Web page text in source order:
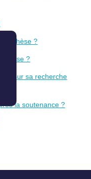
la thèse ?
thèse ?
sur sa recherche
la soutenance ?